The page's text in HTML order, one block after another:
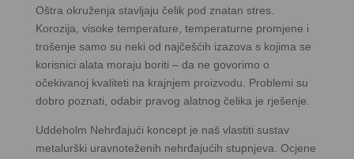
Oštra okruženja stavljaju čelik pod znatan stres.
Korozija, visoke temperature, temperaturne promjene i
trošenje samo su neki od najčešćih izazova s kojima se
korisnici alata moraju boriti – da ne govorimo o
očekivanoj kvaliteti na krajnjem proizvodu. Problemi su
dobro poznati, odabir pravog alatnog čelika je rješenje.
Uddeholm Nehrđajući koncept je naš vlastiti sustav
metalurški uravnoteženih nehrđajućih stupnjeva. Ocjene